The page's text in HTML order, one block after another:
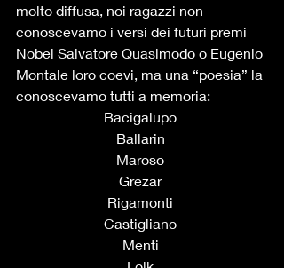
molto diffusa, noi ragazzi non
conoscevamo i versi dei futuri premi
Nobel Salvatore Quasimodo o Eugenio
Montale loro coevi, ma una “poesia” la
conoscevamo tutti a memoria:
Bacigalupo
Ballarin
Maroso
Grezar
Rigamonti
Castigliano
Menti